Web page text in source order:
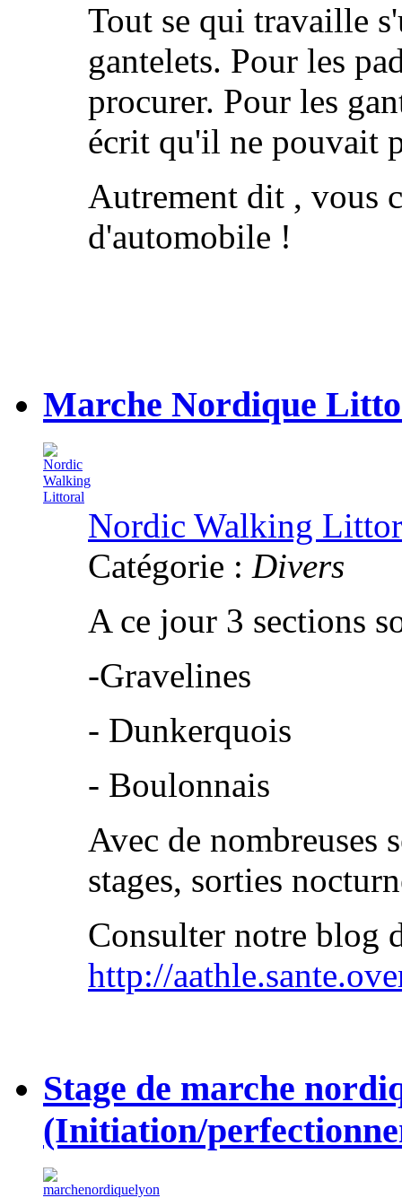
Tout se qui travaille
gantelets. Pour les
procurer. Pour les
écrit qu'il ne pouvait
Autrement dit , vous
d'automobile !
Marche Nordique
Nordic Walking
Catégorie : Divers
A ce jour 3 sections
-Gravelines
- Dunkerquois
- Boulonnais
Avec de nombreuses
stages, sorties
Consulter notre blog
http://
Stage de marche
(Initiation/